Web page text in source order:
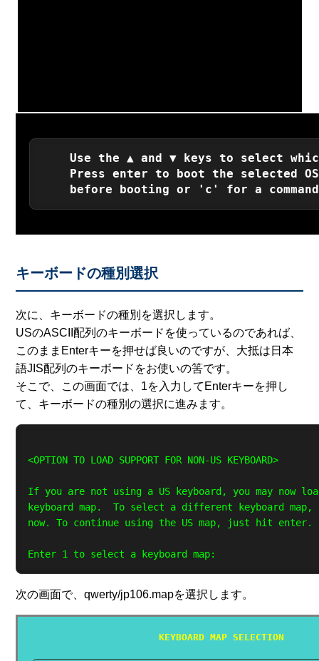
Use the ▲ and ▼ keys to select
Press enter to boot the selected
キーボードの種別選択
次に、キーボードの種別を選択します。
USのASCII配列のキーボードを使っているのであれば、
このままEnterキーを押せば良いのですが、大抵は日本
語JIS配列のキーボードをお使いの筈です。
そこで、この画面では、1を入力してEnterキーを押し
て、キーボードの種別の選択に進みます。
<OPTION TO LOAD SUPPORT FOR NON-US KEYBOARD>
If you are not using a US keyboard, you may now
keyboard map.  To select a different keyboard
now. To continue using the US map, just hit enter.
次の画面で、qwerty/jp106.mapを選択します。
KEYBOARD MAP SELECTION